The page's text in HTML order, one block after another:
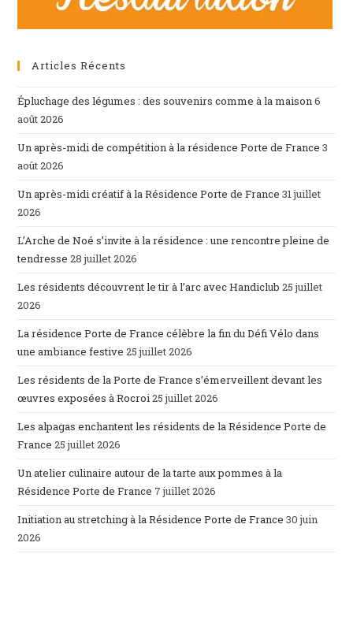
Articles Récents
Épluchage des légumes : des souvenirs comme à la maison6
août 2026
Un après-midi de compétition à la résidence Porte de France 3
août 2026
Un après-midi créatif à la Résidence Porte de France 31 juillet
2026
L’Arche de Noé s’invite à la résidence : une rencontre pleine de
tendresse 28 juillet 2026
Les résidents découvrent le tir à l’arc avec Handiclub 25 juillet
2026
La résidence Porte de France célèbre la fin du Défi Vélo dans
une ambiance festive 25 juillet 2026
Les résidents de la Porte de France s’émerveillent devant les
œuvres exposées à Rocroi25 juillet 2026
Les alpagas enchantent les résidents de la Résidence Porte de
France 25 juillet 2026
Un atelier culinaire autour de la tarte aux pommes à la
Résidence Porte de France 7 juillet 2026
Initiation au stretching à la Résidence Porte de France 30 juin
2026